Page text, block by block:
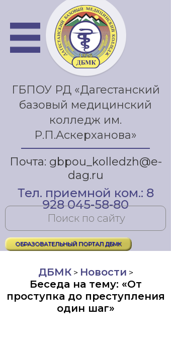
ГБПОУ РД «Дагестанский
базовый медицинский
колледж им.
Р.П.Аскерханова»
Почта: gbpou_kolledzh@e-
dag.ru
Тел. приемной ком.: 8
928 045-58-80
ОБРАЗОВАТЕЛЬНЫЙ ПОРТАЛ ДБМК
ДБМК> Новости >
Беседа на тему: «От
проступка до преступления
один шаг»